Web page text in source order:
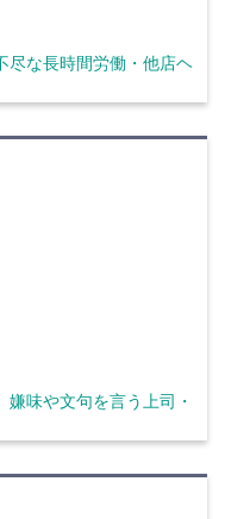
尽な長時間労働・他店ヘ
味や文句を言う上司・